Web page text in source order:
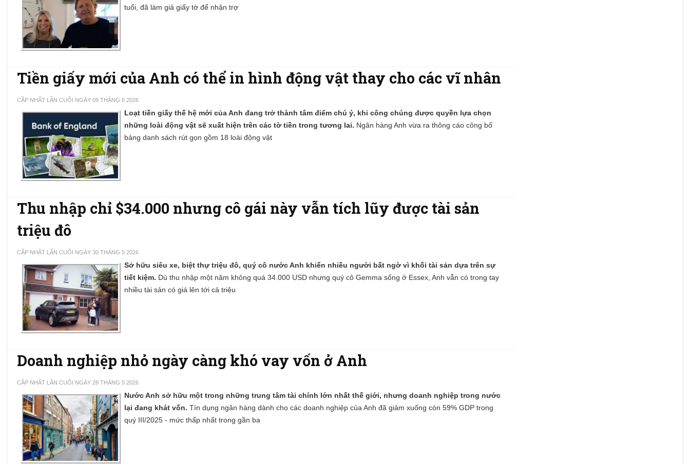
tuổi, đã làm giả giấy tờ để nhận trợ
Tiền giấy mới của Anh có thể in hình động vật thay cho các vĩ nhân
CẬP NHẬT LẦN CUỐI NGÀY 09 THÁNG 6 2026
Loạt tiền giấy thế hệ mới của Anh đang trở thành tâm điểm chú ý, khi công chúng được quyền lựa chọn
những loài động vật sẽ xuất hiện trên các tờ tiền trong tương lai. Ngân hàng Anh vừa ra thông cáo công bố
bảng danh sách rút gọn gồm 18 loài động vật
Thu nhập chỉ $34.000 nhưng cô gái này vẫn tích lũy được tài sản
triệu đô
CẬP NHẬT LẦN CUỐI NGÀY 30 THÁNG 5 2026
Sở hữu siêu xe, biệt thự triệu đô, quý cô nước Anh khiến nhiều người bất ngờ vì khối tài sản dựa trên sự
tiết kiệm. Dù thu nhập một năm không quá 34.000 USD nhưng quý cô Gemma sống ở Essex, Anh vẫn có trong tay
nhiều tài sản có giá lên tới cả triệu
Doanh nghiệp nhỏ ngày càng khó vay vốn ở Anh
CẬP NHẬT LẦN CUỐI NGÀY 28 THÁNG 5 2026
Nước Anh sở hữu một trong những trung tâm tài chính lớn nhất thế giới, nhưng doanh nghiệp trong nước
lại đang khát vốn. Tín dụng ngân hàng dành cho các doanh nghiệp của Anh đã giảm xuống còn 59% GDP trong
quý III/2025 - mức thấp nhất trong gần ba